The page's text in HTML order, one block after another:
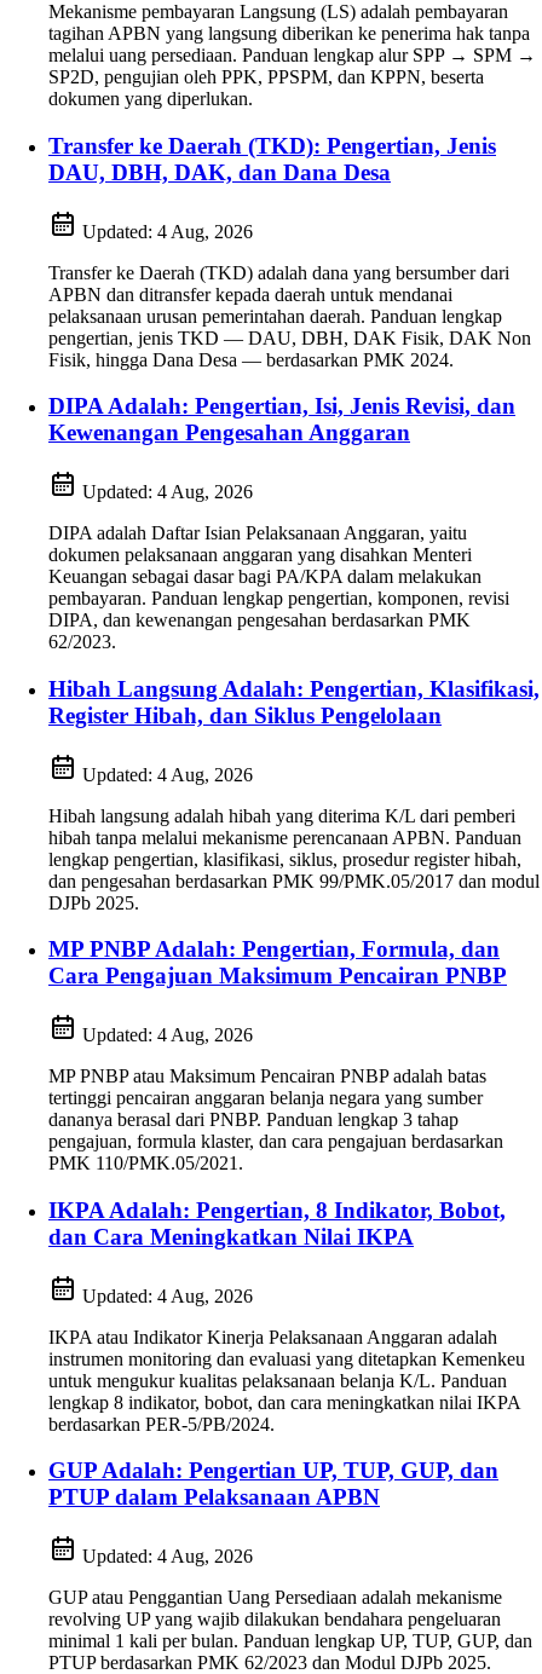
Mekanisme pembayaran Langsung (LS) adalah pembayaran
tagihan APBN yang langsung diberikan ke penerima hak tanpa
melalui uang persediaan. Panduan lengkap alur SPP → SPM →
SP2D, pengujian oleh PPK, PPSPM, dan KPPN, beserta
dokumen yang diperlukan.
Transfer ke Daerah (TKD): Pengertian, Jenis
DAU, DBH, DAK, dan Dana Desa
Updated: 4 Aug, 2026
Transfer ke Daerah (TKD) adalah dana yang bersumber dari
APBN dan ditransfer kepada daerah untuk mendanai
pelaksanaan urusan pemerintahan daerah. Panduan lengkap
pengertian, jenis TKD — DAU, DBH, DAK Fisik, DAK Non
Fisik, hingga Dana Desa — berdasarkan PMK 2024.
DIPA Adalah: Pengertian, Isi, Jenis Revisi, dan
Kewenangan Pengesahan Anggaran
Updated: 4 Aug, 2026
DIPA adalah Daftar Isian Pelaksanaan Anggaran, yaitu
dokumen pelaksanaan anggaran yang disahkan Menteri
Keuangan sebagai dasar bagi PA/KPA dalam melakukan
pembayaran. Panduan lengkap pengertian, komponen, revisi
DIPA, dan kewenangan pengesahan berdasarkan PMK
62/2023.
Hibah Langsung Adalah: Pengertian, Klasifikasi,
Register Hibah, dan Siklus Pengelolaan
Updated: 4 Aug, 2026
Hibah langsung adalah hibah yang diterima K/L dari pemberi
hibah tanpa melalui mekanisme perencanaan APBN. Panduan
lengkap pengertian, klasifikasi, siklus, prosedur register hibah,
dan pengesahan berdasarkan PMK 99/PMK.05/2017 dan modul
DJPb 2025.
MP PNBP Adalah: Pengertian, Formula, dan
Cara Pengajuan Maksimum Pencairan PNBP
Updated: 4 Aug, 2026
MP PNBP atau Maksimum Pencairan PNBP adalah batas
tertinggi pencairan anggaran belanja negara yang sumber
dananya berasal dari PNBP. Panduan lengkap 3 tahap
pengajuan, formula klaster, dan cara pengajuan berdasarkan
PMK 110/PMK.05/2021.
IKPA Adalah: Pengertian, 8 Indikator, Bobot,
dan Cara Meningkatkan Nilai IKPA
Updated: 4 Aug, 2026
IKPA atau Indikator Kinerja Pelaksanaan Anggaran adalah
instrumen monitoring dan evaluasi yang ditetapkan Kemenkeu
untuk mengukur kualitas pelaksanaan belanja K/L. Panduan
lengkap 8 indikator, bobot, dan cara meningkatkan nilai IKPA
berdasarkan PER-5/PB/2024.
GUP Adalah: Pengertian UP, TUP, GUP, dan
PTUP dalam Pelaksanaan APBN
Updated: 4 Aug, 2026
GUP atau Penggantian Uang Persediaan adalah mekanisme
revolving UP yang wajib dilakukan bendahara pengeluaran
minimal 1 kali per bulan. Panduan lengkap UP, TUP, GUP, dan
PTUP berdasarkan PMK 62/2023 dan Modul DJPb 2025.